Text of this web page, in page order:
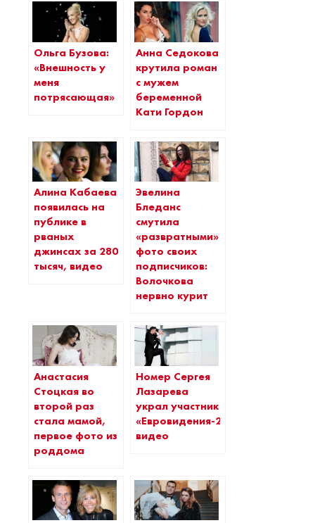
Ольга Бузова:
«Внешность у
меня
потрясающая»
Анна Седокова
крутила роман
с мужем
беременной
Кати Гордон
Алина Кабаева
появилась на
публике в
рваных
джинсах за 280
тысяч, видео
Эвелина
Бледанс
смутила
«развратными»
фото своих
подписчиков:
Волочкова
нервно курит
Анастасия
Стоцкая во
второй раз
стала мамой,
первое фото из
роддома
Номер Сергея
Лазарева
украл участник
«Евровидения-2017»,
видео